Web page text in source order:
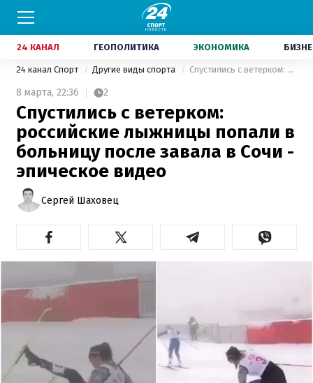
24 КАНАЛ ГЕОПОЛИТИКА ЭКОНОМИКА
24 канал Спорт Другие виды спорта Спустились с ветерком: российские лыжницы попали в больницу после завала в Сочи - эпическое видео
8 марта, 22:36 2
Спустились с ветерком:
российские лыжницы попали в
больницу после завала в Сочи -
эпическое видео
Сергей Шаховец